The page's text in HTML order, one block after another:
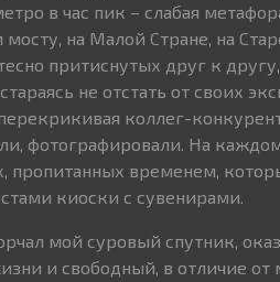
в час пик – слабая
на Малой Стране, на
притиснутых друг к
не отстать от своих
коллег-
фотографировали. На
пропитанных временем,
киоски с сувенирами.
мой суровый спутник,
и свободный, в отличие от